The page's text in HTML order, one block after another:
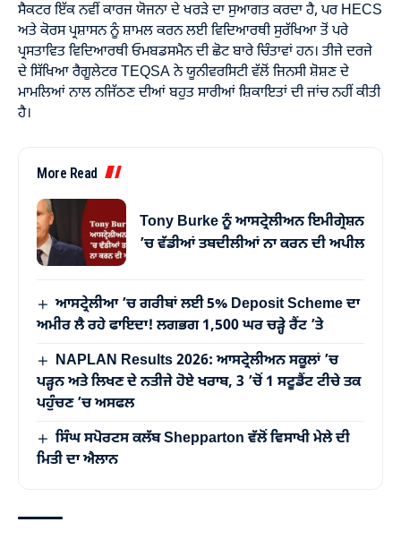
ਸੈਕਟਰ ਇੱਕ ਨਵੀਂ ਕਾਰਜ ਯੋਜਨਾ ਦੇ ਖਰੜੇ ਦਾ ਸੁਆਗਤ ਕਰਦਾ ਹੈ, ਪਰ HECS
ਅਤੇ ਕੋਰਸ ਪ੍ਰਸ਼ਾਸਨ ਨੂੰ ਸ਼ਾਮਲ ਕਰਨ ਲਈ ਵਿਦਿਆਰਥੀ ਸੁਰੱਖਿਆ ਤੋਂ ਪਰੇ
ਪ੍ਰਸਤਾਵਿਤ ਵਿਦਿਆਰਥੀ ਓਮਬਡਸਮੈਨ ਦੀ ਛੋਟ ਬਾਰੇ ਚਿੰਤਾਵਾਂ ਹਨ। ਤੀਜੇ ਦਰਜੇ
ਦੇ ਸਿੱਖਿਆ ਰੈਗੂਲੇਟਰ TEQSA ਨੇ ਯੂਨੀਵਰਸਿਟੀ ਵੱਲੋਂ ਜਿਨਸੀ ਸ਼ੋਸ਼ਣ ਦੇ
ਮਾਮਲਿਆਂ ਨਾਲ ਨਜਿੱਠਣ ਦੀਆਂ ਬਹੁਤ ਸਾਰੀਆਂ ਸ਼ਿਕਾਇਤਾਂ ਦੀ ਜਾਂਚ ਨਹੀਂ ਕੀਤੀ
ਹੈ।
More Read
Tony Burke ਨੂੰ ਆਸਟ੍ਰੇਲੀਅਨ ਇਮੀਗ੍ਰੇਸ਼ਨ
’ਚ ਵੱਡੀਆਂ ਤਬਦੀਲੀਆਂ ਨਾ ਕਰਨ ਦੀ ਅਪੀਲ
ਆਸਟ੍ਰੇਲੀਆ ’ਚ ਗਰੀਬਾਂ ਲਈ 5% Deposit Scheme ਦਾ
ਅਮੀਰ ਲੈ ਰਹੇ ਫਾਇਦਾ! ਲਗਭਗ 1,500 ਘਰ ਚੜ੍ਹੇ ਰੈਂਟ ’ਤੇ
NAPLAN Results 2026: ਆਸਟ੍ਰੇਲੀਅਨ ਸਕੂਲਾਂ ’ਚ
ਪੜ੍ਹਨ ਅਤੇ ਲਿਖਣ ਦੇ ਨਤੀਜੇ ਹੋਏ ਖਰਾਬ, 3 ’ਚੋਂ 1 ਸਟੂਡੈਂਟ ਟੀਚੇ ਤਕ
ਪਹੁੰਚਣ ’ਚ ਅਸਫਲ
ਸਿੰਘ ਸਪੋਰਟਸ ਕਲੱਬ Shepparton ਵੱਲੋਂ ਵਿਸਾਖੀ ਮੇਲੇ ਦੀ
ਮਿਤੀ ਦਾ ਐਲਾਨ